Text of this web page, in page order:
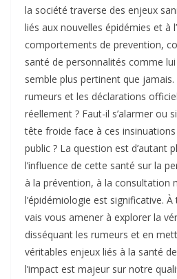
la société traverse des enjeux
liés aux nouvelles épidémies et à
comportements de prevention,
santé de personnalités comme
semble plus pertinent que
rumeurs et les déclarations
réellement ? Faut-il s’alarmer ou
tête froide face à ces
public ? La question est d’autant
l’influence de cette santé sur la
à la prévention, à la consultation
l’épidémiologie est significative.
vais vous amener à explorer la
disséquant les rumeurs et en
véritables enjeux liés à la santé
l’impact est majeur sur notre